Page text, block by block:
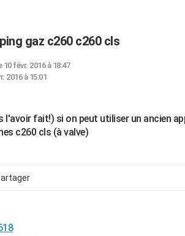
gaz c260 c260 cls
10 févr. 2016 à 18:47
2016 à 15:01
l'avoir fait!) si on peut utiliser un ancien
c260 cls (à valve)